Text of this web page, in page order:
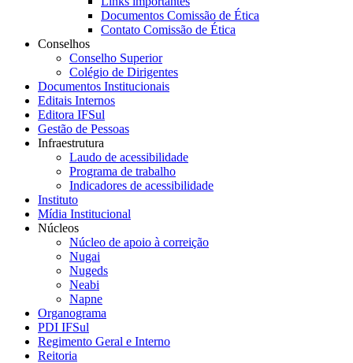
Documentos Comissão de Ética
Contato Comissão de Ética
Conselhos
Conselho Superior
Colégio de Dirigentes
Documentos Institucionais
Editais Internos
Editora IFSul
Gestão de Pessoas
Infraestrutura
Laudo de acessibilidade
Programa de trabalho
Indicadores de acessibilidade
Instituto
Mídia Institucional
Núcleos
Núcleo de apoio à correição
Nugai
Nugeds
Neabi
Napne
Organograma
PDI IFSul
Regimento Geral e Interno
Reitoria